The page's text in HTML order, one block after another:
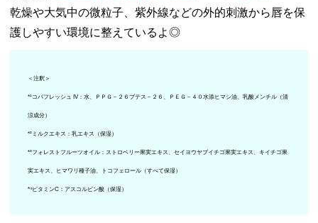
乾燥や大気中の微粒子、紫外線などの外的刺激から唇を保
護しやすい環境に整えているよ◎
＜注釈＞
*¹コバフレッシュ IV：水、ＰＰＧ－２６ブテス－２６、ＰＥＧ－４０水添ヒマシ油、乳酸メンチル（清
涼成分）
*²ミルクエキス：乳エキス（保湿）
*³フォレストフルーツオイル：ストロベリー果実エキス、セイヨウヤブイチゴ果実エキス、キイチゴ果
実エキス、ヒマワリ種子油、トコフェロール（すべて保湿）
*⁴ビタミンC：アスコルビン酸（保湿）